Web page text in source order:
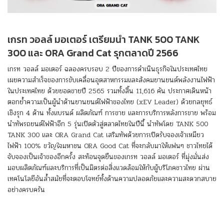
เกรท วอลล์ มอเตอร์ เตรียมนำ TANK 500 TANK
300 และ ORA Grand Cat รุกตลาดปี 2566
เกรท วอลล์ มอเตอร์ ฉลองครบรอบ 2 ปีของการดำเนินธุรกิจในประเทศไทย
เผยความสำเร็จของการขับเคลื่อนอุตสาหกรรมและสังคมยานยนต์พลังงานไฟฟ้า
ในประเทศไทย ด้วยยอดขายปี 2565 รวมทั้งสิ้น 11,616 คัน ประกาศเดินหน้า
ตอกย้ำความเป็นผู้นำด้านยานยนต์ไฟฟ้าของไทย (xEV Leader) ด้วยกลยุทธ์
เชิงรุก 4 ด้าน ทั้งแบรนด์ ผลิตภัณฑ์ การขาย และการบริการหลังการขาย พร้อม
นำทัพรถยนต์ไฟฟ้าอีก 5 รุ่นเปิดตัวสู่ตลาดไทยในปีนี้ นำทัพโดย TANK 500
TANK 300 และ ORA Grand Cat เสริมทัพด้วยการเปิดรับจองเจ้าเหมียว
ไฟฟ้า 100% ขวัญใจมหาชน ORA Good Cat ที่จะกลับมาให้แฟนๆ ชาวไทยได้
จับจองเป็นเจ้าของอีกครั้ง สะท้อนจุดยืนของเกรท วอลล์ มอเตอร์ ที่มุ่งมั่นส่ง
มอบผลิตภัณฑ์และบริการที่เป็นมิตรต่อสิ่งแวดล้อมให้กับผู้บริโภคชาวไทย ผ่าน
เทคโนโลยีอันล้ำสมัยที่จะตอบโจทย์ทั้งด้านความปลอดภัยและความสะดวกสบาย
อย่างครบครัน